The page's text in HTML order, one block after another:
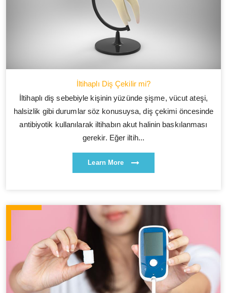
İltihaplı Diş Çekilir mi?
İltihaplı diş sebebiyle kişinin yüzünde şişme, vücut ateşi,
halsizlik gibi durumlar söz konusuysa, diş çekimi öncesinde
antibiyotik kullanılarak iltihabın akut halinin baskılanması
gerekir. Eğer iltih...
Learn More